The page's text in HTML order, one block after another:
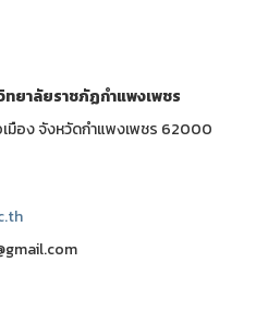
ทยาลัยราชภัฏกำแพงเพชร
เมือง จังหวัดกำแพงเพชร 62000